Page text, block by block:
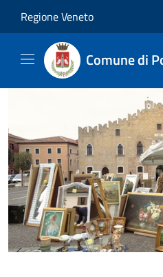
Regione Veneto
Comune di